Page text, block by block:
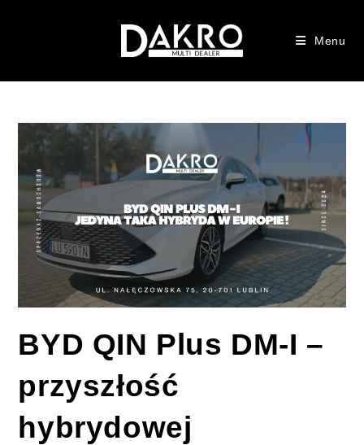
Menu
BYD QIN Plus DM-I –
przyszłość
hybrydowej